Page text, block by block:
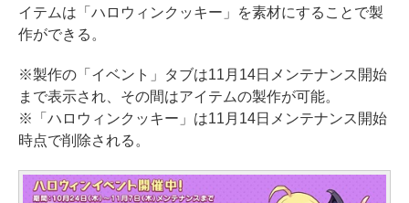
イテムは「ハロウィンクッキー」を素材にすることで製
作ができる。
※製作の「イベント」タブは11月14日メンテナンス開始
まで表示され、その間はアイテムの製作が可能。
※「ハロウィンクッキー」は11月14日メンテナンス開始
時点で削除される。